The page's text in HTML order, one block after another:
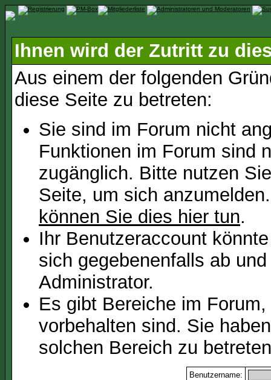
Ihnen wird der Zutritt zu
Aus einem der folgenden
diese Seite zu betreten:
Sie sind im Forum nicht
Funktionen im Forum sind
zugänglich. Bitte nutzen
Seite, um sich
können Sie dies hier tun.
Ihr Benutzeraccount
sich gegebenenfalls ab
Administrator.
Es gibt Bereiche im
vorbehalten sind. Sie
solchen Bereich zu
Benutzername: